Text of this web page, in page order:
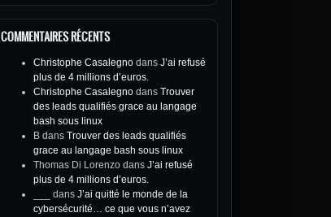
COMMENTAIRES RÉCENTS
Christophe Casalegno dans J’ai refusé
plus de 4 millions d’euros.
Christophe Casalegno dans Trouver
des leads qualifiés grace au langage
bash sous linux
B dans Trouver des leads qualifiés
grace au langage bash sous linux
Thomas Di Lorenzo dans J’ai refusé
plus de 4 millions d’euros.
dans J’ai quitté le monde de la
cybersécurité… ce que vous n’avez